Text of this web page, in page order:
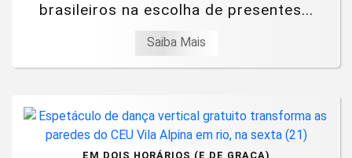
brasileiros na escolha de presentes...
Saiba Mais
EM DOIS HORÁRIOS (E DE GRAÇA)